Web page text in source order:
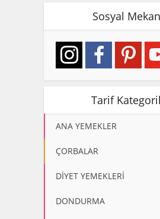
Sosyal
Tarif
ANA YEMEKLER
ÇORBALAR
DİYET YEMEKLERİ
DONDURMA